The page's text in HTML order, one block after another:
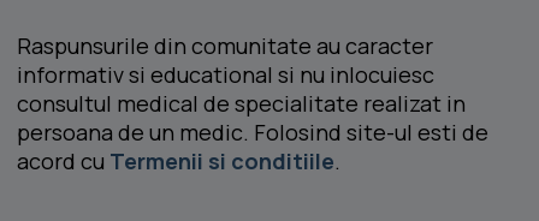
Raspunsurile din comunitate au caracter
informativ si educational si nu inlocuiesc
consultul medical de specialitate realizat in
persoana de un medic. Folosind site-ul esti de
acord cu Termenii si conditiile.